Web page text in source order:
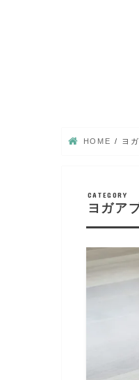
HOME ヨ
ヨガア